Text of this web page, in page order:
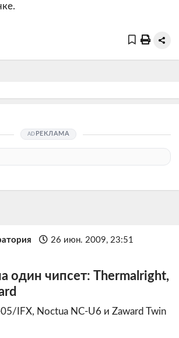
РЕКЛАМА
26 июн. 2009, 23:51
один чипсет: Thermalright,
IFX, Noctua NC-U6 и Zaward Twin